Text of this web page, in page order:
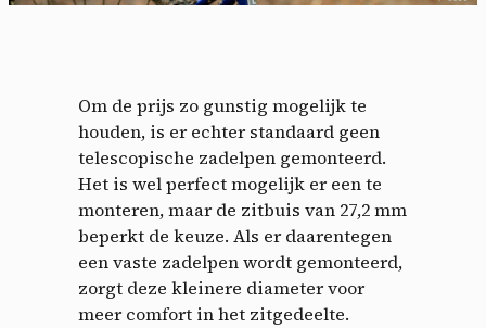
Om de prijs zo gunstig mogelijk te
houden, is er echter standaard geen
telescopische zadelpen gemonteerd.
Het is wel perfect mogelijk er een te
monteren, maar de zitbuis van 27,2 mm
beperkt de keuze. Als er daarentegen
een vaste zadelpen wordt gemonteerd,
zorgt deze kleinere diameter voor
meer comfort in het zitgedeelte.